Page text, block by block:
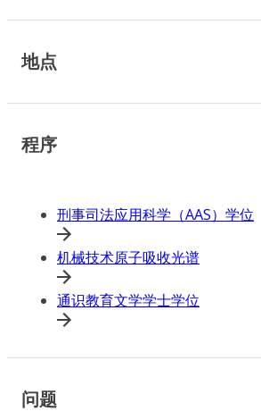
地点
程序
刑事司法应用科学（AAS）学位
机械技术原子吸收光谱
通识教育文学学士学位
问题